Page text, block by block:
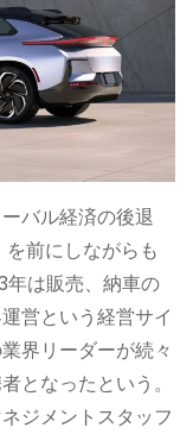
バル経済の後退
を前にしながらも
年は販売、納車の
営という経営サイ
界リーダーが続々
となったという。
ジメントスタッフ